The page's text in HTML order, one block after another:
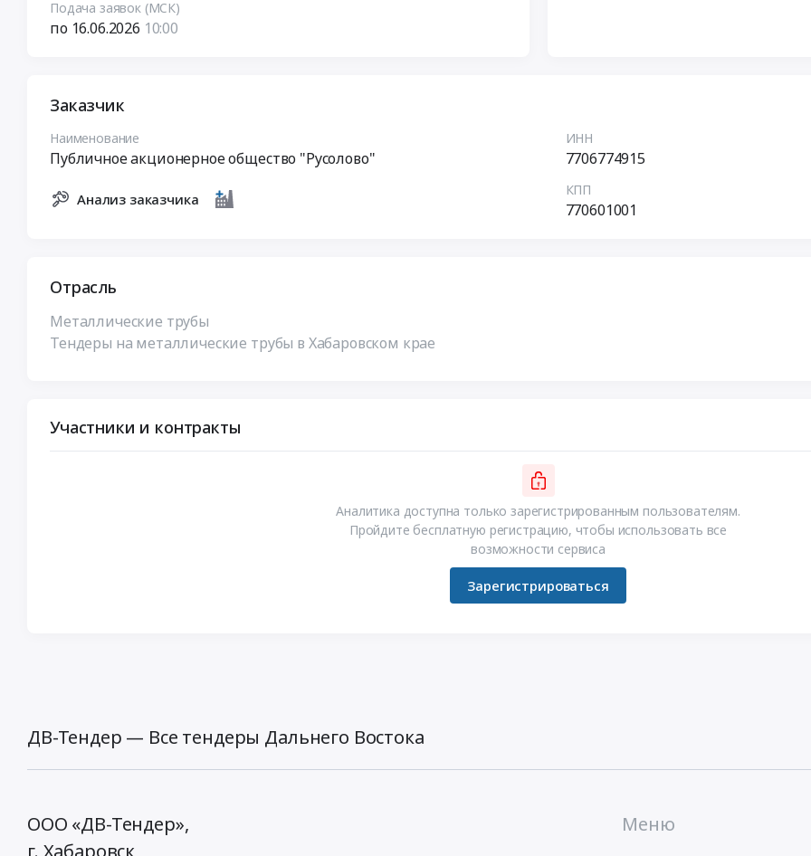
Подача заявок (МСК)
по 16.06.2026 10:00
Заказчик
Наименование
Публичное акционерное общество "Русолово"
Анализ заказчика
ИНН
7706774915
КПП
770601001
Отрасль
Металлические трубы
Тендеры на металлические трубы в Хабаровском крае
Участники и контракты
Аналитика доступна только зарегистрированным пользователям.
Пройдите бесплатную регистрацию, чтобы использовать все
возможности сервиса
Зарегистрироваться
ДВ-Тендер — Все тендеры Дальнего Востока
ООО «ДВ-Тендер»,
г. Хабаровск,
Меню